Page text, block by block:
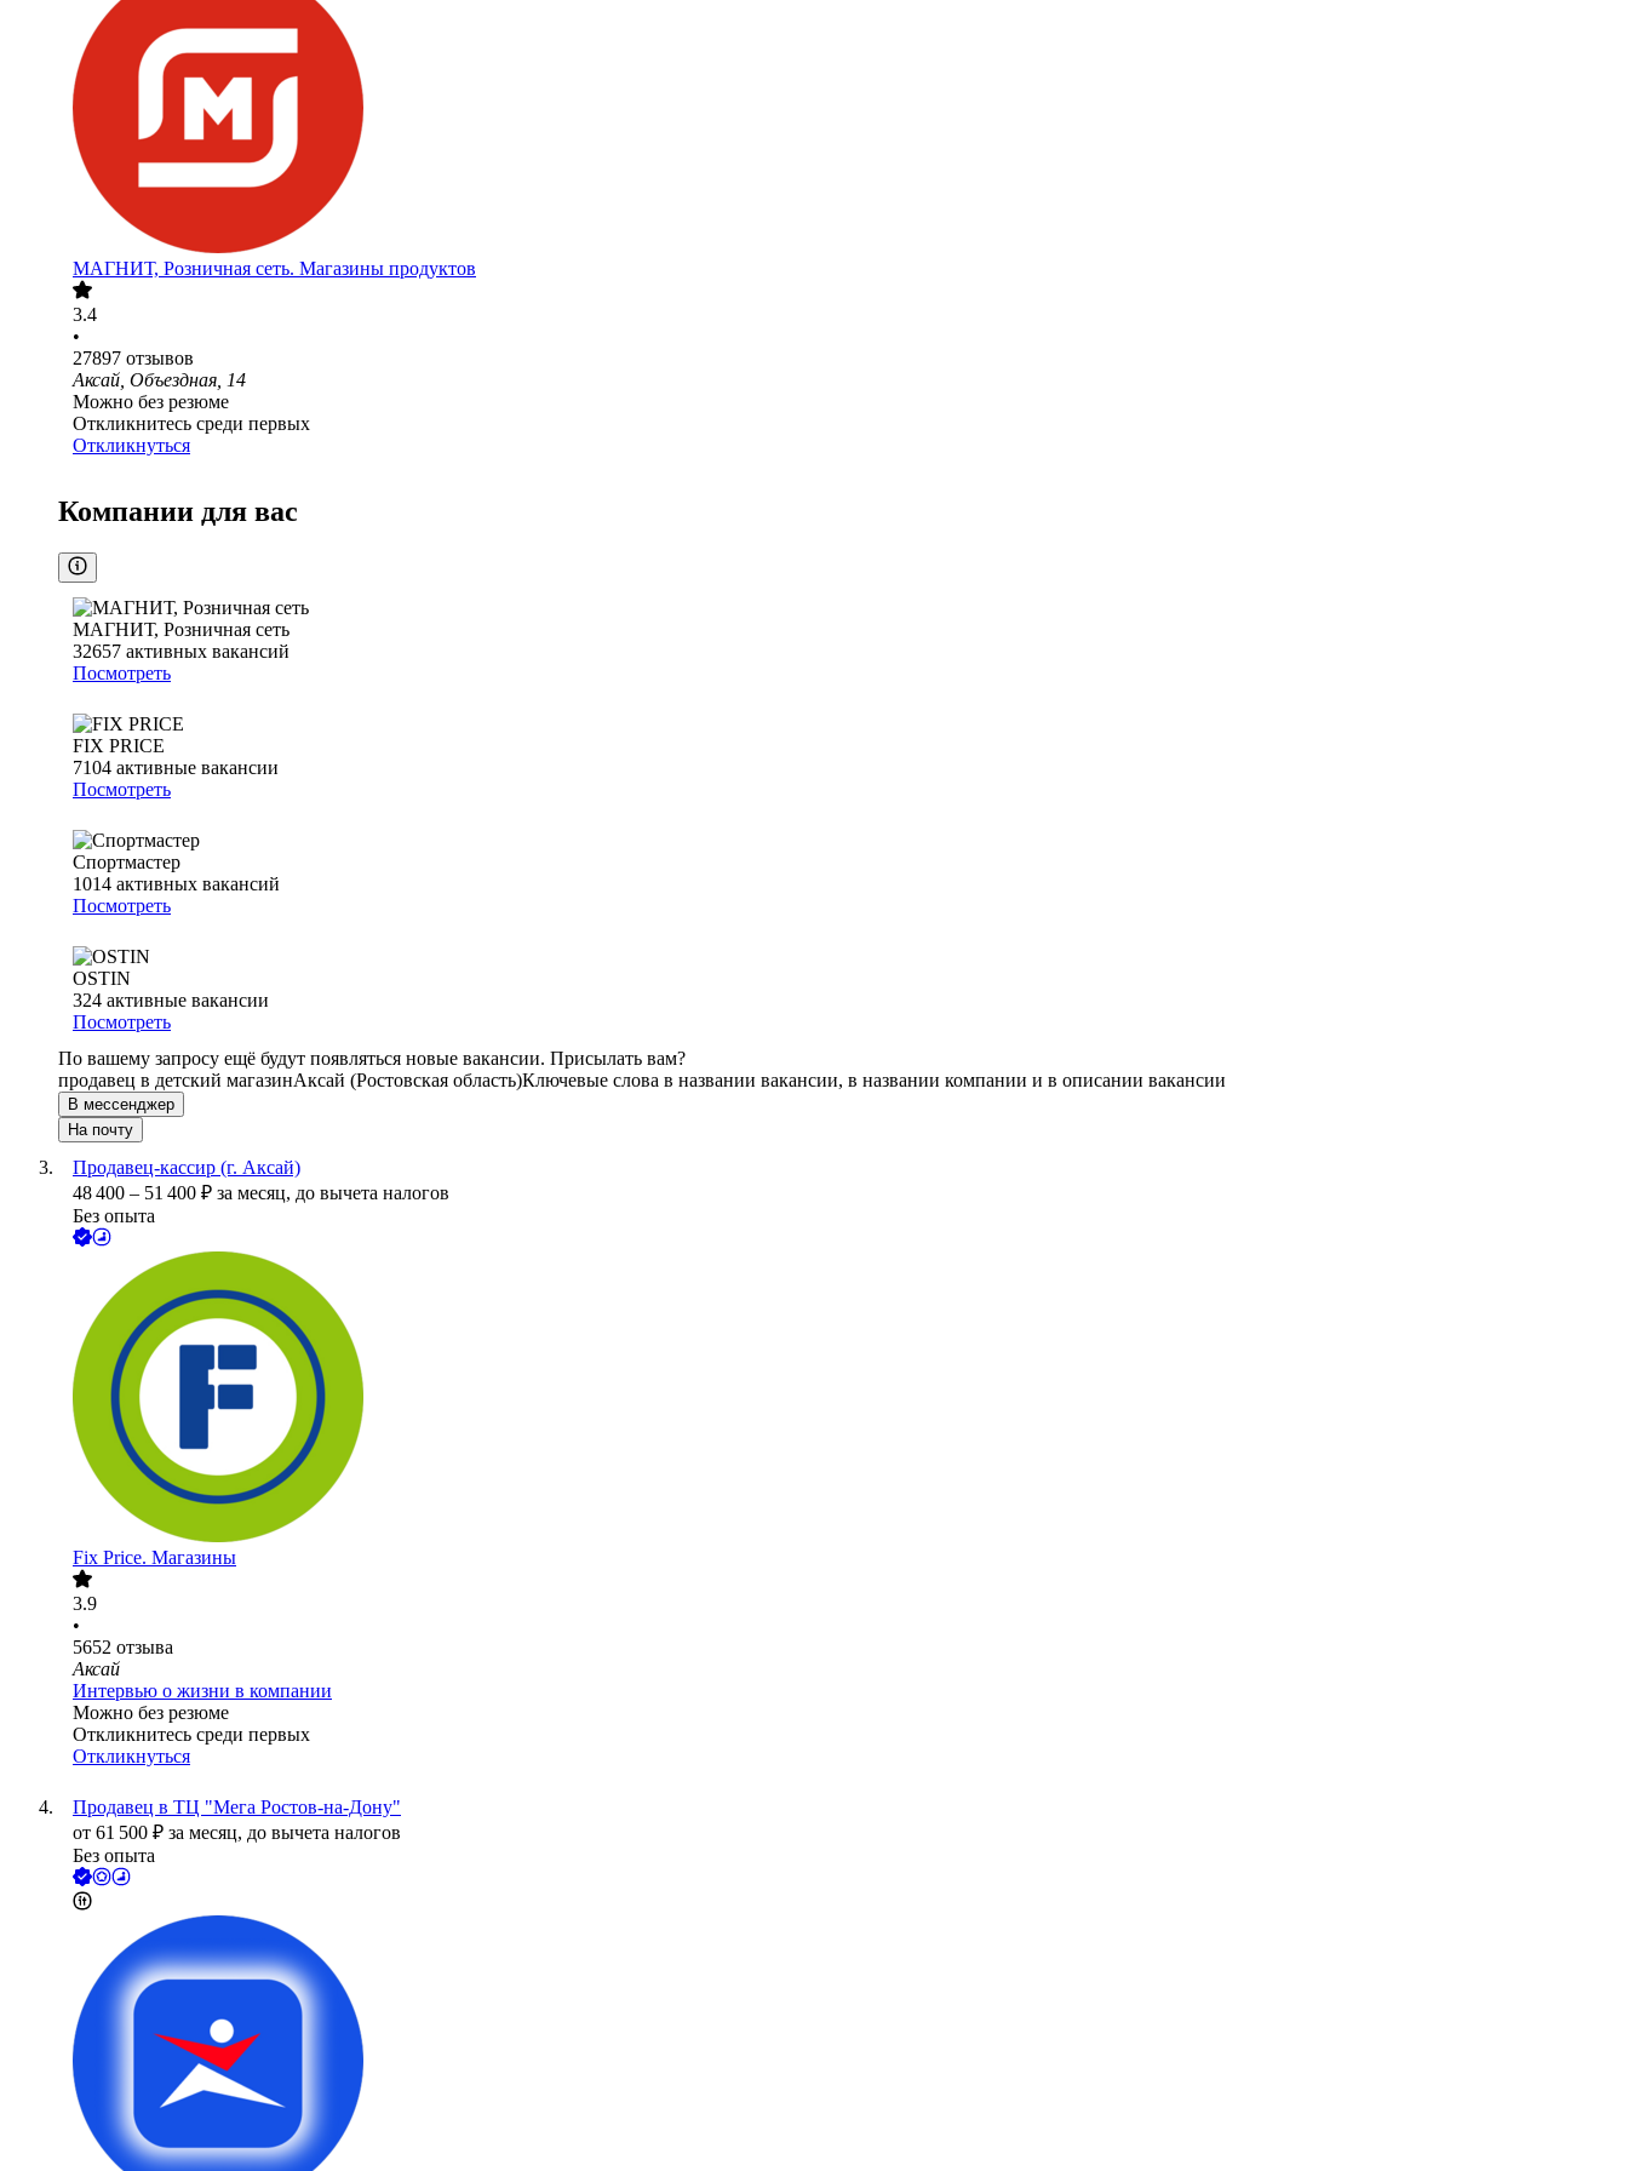
МАГНИТ, Розничная сеть. Магазины продуктов
3.4
•
27897 отзывов
Аксай, Объездная, 14
Можно без резюме
Откликнитесь среди первых
Откликнуться
Компании для вас
МАГНИТ, Розничная сеть
32657 активных вакансий
Посмотреть
FIX PRICE
7104 активные вакансии
Посмотреть
Спортмастер
1014 активных вакансий
Посмотреть
OSTIN
324 активные вакансии
Посмотреть
По вашему запросу ещё будут появляться новые вакансии. Присылать вам?
продавец в детский магазинАксай (Ростовская область)Ключевые слова в названии вакансии, в названии компании и в описании вакансии
В мессенджер
На почту
Продавец-кассир (г. Аксай)
48 400 – 51 400 ₽ за месяц, до вычета налогов
Без опыта
Fix Price. Магазины
3.9
•
5652 отзыва
Аксай
Интервью о жизни в компании
Можно без резюме
Откликнитесь среди первых
Откликнуться
Продавец в ТЦ "Мега Ростов-на-Дону"
от 61 500 ₽ за месяц, до вычета налогов
Без опыта